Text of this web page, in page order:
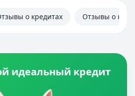
о кредитах Отзывы о
идеальный кредит